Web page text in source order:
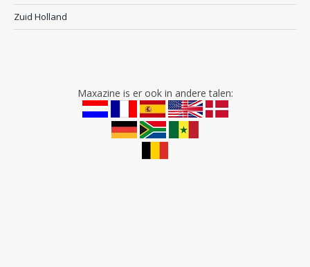
Zuid Holland
Maxazine is er ook in andere talen: